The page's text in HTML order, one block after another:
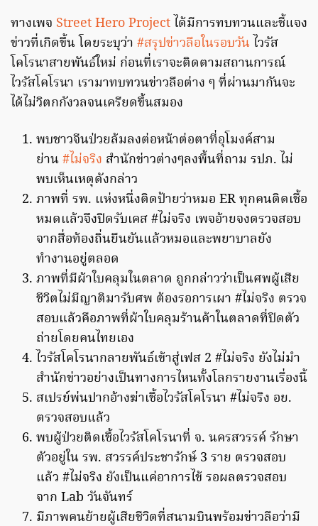
ทางเพจ Street Hero Project ได้มีการทบทวนและชี้แจง
ข่าวที่เกิดขึ้น โดยระบุว่า #สรุปข่าวลือในรอบวัน ไวรัส
โคโรนาสายพันธ์ใหม่ ก่อนที่เราจะติดตามสถานการณ์
ไวรัสโคโรนา เรามาทบทวนข่าวลือต่าง ๆ ที่ผ่านมากันจะ
ได้ไม่วิตกกังวลจนเครียดขึ้นสมอง
พบชาวจีนป่วยล้มลงต่อหน้าต่อตาที่อุโมงค์สาม
ย่าน#ไม่จริง สำนักข่าวต่างๆลงพื้นที่ถาม รปภ. ไม่
พบเห็นเหตุดังกล่าว
ภาพที่ รพ. แห่งหนึ่งติดป้ายว่าหมอ ER ทุกคนติดเชื้อ
หมดแล้วจึงปิดรับเคส #ไม่จริง เพจอ้ายจงตรวจสอบ
จากสื่อท้องถิ่นยืนยันแล้วหมอและพยาบาลยัง
ทำงานอยู่ตลอด
ภาพที่มีผ้าใบคลุมในตลาด ถูกกล่าวว่าเป็นศพผู้เสีย
ชีวิตไม่มีญาติมารับศพ ต้องรอการเผา #ไม่จริง ตรวจ
สอบแล้วคือภาพที่ผ้าใบคลุมร้านค้าในตลาดที่ปิดตัว
ถ่ายโดยคนไทยเอง
ไวรัสโคโรนากลายพันธ์เข้าสู่เฟส 2 #ไม่จริง ยังไม่มำ
สำนักข่าวอย่างเป็นทางการไหนทั้งโลกรายงานเรื่องนี้
สเปรย์พ่นปากอ้างฆ่าเชื้อไวรัสโคโรนา #ไม่จริง อย.
ตรวจสอบแล้ว
พบผู้ป่วยติดเชื้อไวรัสโคโรนาที่ จ. นครสวรรค์ รักษา
ตัวอยู่ใน รพ. สวรรค์ประชารักษ์ 3 ราย ตรวจสอบ
แล้ว #ไม่จริง ยังเป็นแค่อาการไข้ รอผลตรวจสอบ
จาก Lab วันจันทร์
มีภาพคนย้ายผู้เสียชีวิตที่สนามบินพร้อมข่าวลือว่ามี